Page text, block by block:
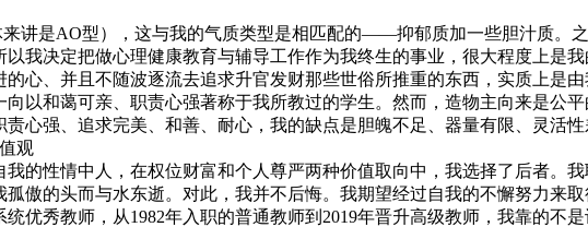
讲是AO型），这与我的气质类型是相匹配的——抑郁质加一些胆汁质。
我决定把做心理健康教育与辅导工作作为我终生的事业，很大程度上是
心、并且不随波逐流去追求升官发财那些世俗所推重的东西，实质上是由
以和蔼可亲、职责心强著称于我所教过的学生。然而，造物主向来是公
责心强、追求完美、和善、耐心，我的缺点是胆魄不足、器量有限、灵活
观
的性情中人，在权位财富和个人尊严两种价值取向中，我选择了后者。
傲的头而与水东逝。对此，我并不后悔。我期望经过自我的不懈努力来
统优秀教师，从1982年入职的普通教师到2019年晋升高级教师，我靠的不